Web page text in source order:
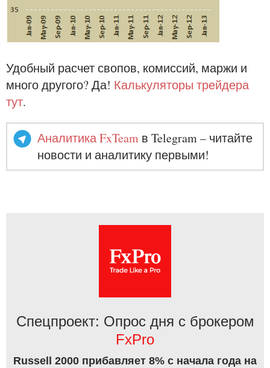
Удобный расчет свопов, комиссий, маржи и
много другого? Да! Калькуляторы трейдера
тут.
Аналитика FxTeam в Telegram – читайте
новости и аналитику первыми!
Спецпроект: Опрос дня с брокером
FxPro
Russell 2000 прибавляет 8% с начала года на